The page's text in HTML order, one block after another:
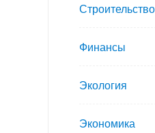
Строительство
Финансы
Экология
Экономика